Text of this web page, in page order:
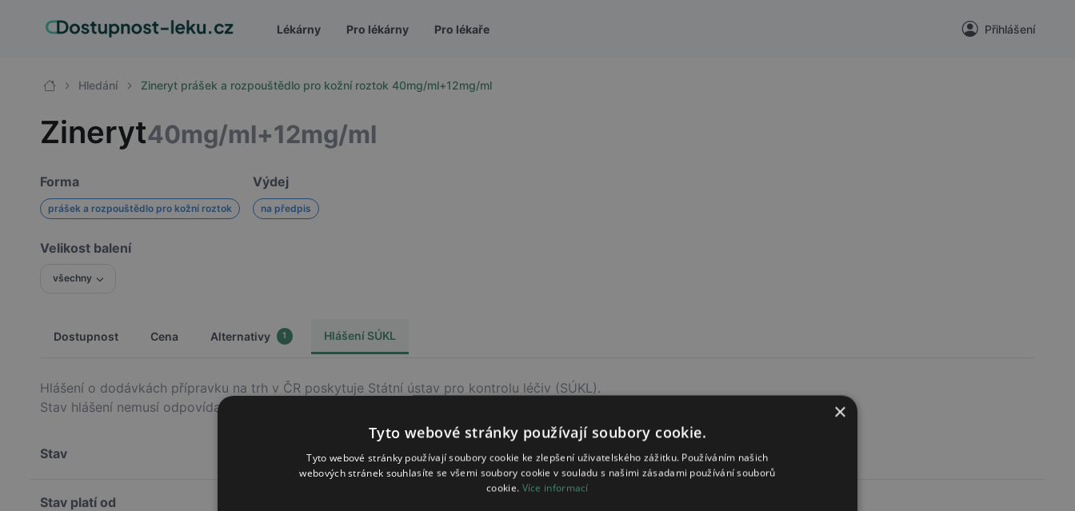
Lékárny Pro lékárny Pro lékaře Přihlášení
Hledání Zineryt prášek a rozpouštědlo pro kožní roztok 40mg/ml+12mg/ml
Zineryt40mg/ml+12mg/ml
Forma
prášek a rozpouštědlo pro kožní roztok
Výdej
na předpis
Velikost balení
všechny
Dostupnost Cena Alternativy 1 Hlášení SÚKL
Hlášení o dodávkách přípravku na trh v ČR poskytuje Státní ústav pro kontrolu léčiv (SÚKL).
Stav hlášení nemusí odpovídat skutečnému stavu skladových zásob v lékárnách, ale indikuje pravděpodobný trend.
Stav dodávka přerušena
Stav platí od
×
Tyto webové stránky používají soubory cookie.
Tyto webové stránky používají soubory cookie ke zlepšení uživatelského zážitku. Používáním našich
webových stránek souhlasíte se všemi soubory cookie v souladu s našimi zásadami používání souborů
cookie. Více informací